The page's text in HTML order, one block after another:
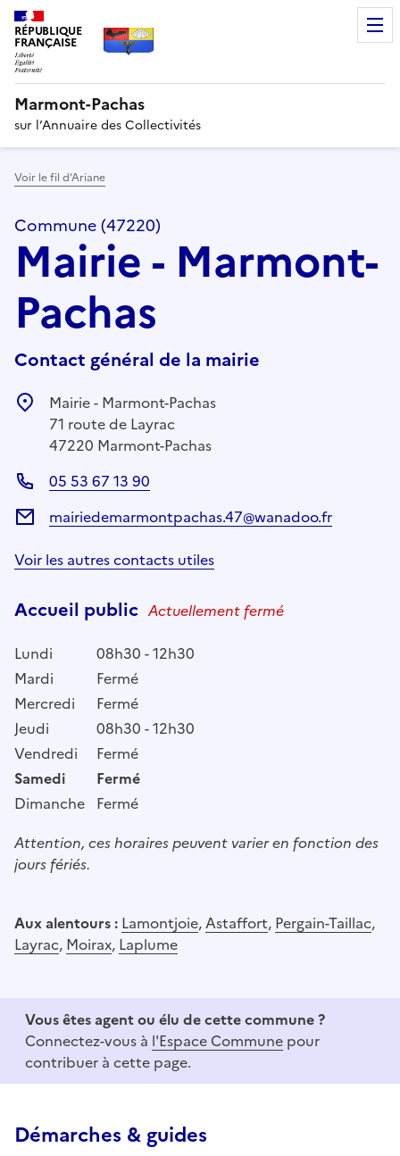
RÉPUBLIQUE
FRANÇAISE
Marmont-Pachas
sur l’Annuaire des Collectivités
Voir le fil d’Ariane
Commune (47220)
Mairie - Marmont-
Pachas
Contact général de la mairie
Mairie - Marmont-Pachas
71 route de Layrac
47220 Marmont-Pachas
05 53 67 13 90
mairiedemarmontpachas.47@wanadoo.fr
Voir les autres contacts utiles
Accueil public Actuellement fermé
Lundi
08h30 - 12h30
Mardi
Fermé
Mercredi
Fermé
Jeudi
08h30 - 12h30
Vendredi
Fermé
Samedi
Fermé
Dimanche Fermé
Attention, ces horaires peuvent varier en fonction des
jours fériés.
Aux alentours : Lamontjoie,Astaffort, Pergain-Taillac,
Layrac, Moirax, Laplume
Vous êtes agent ou élu de cette commune ?
Connectez-vous à l'Espace Commune pour
contribuer à cette page.
Démarches & guides